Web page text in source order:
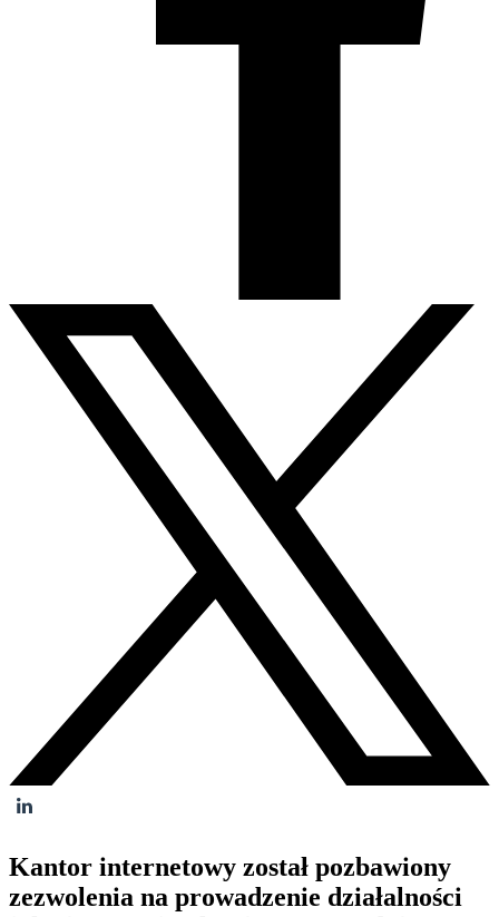
Kantor internetowy został pozbawiony
zezwolenia na prowadzenie działalności